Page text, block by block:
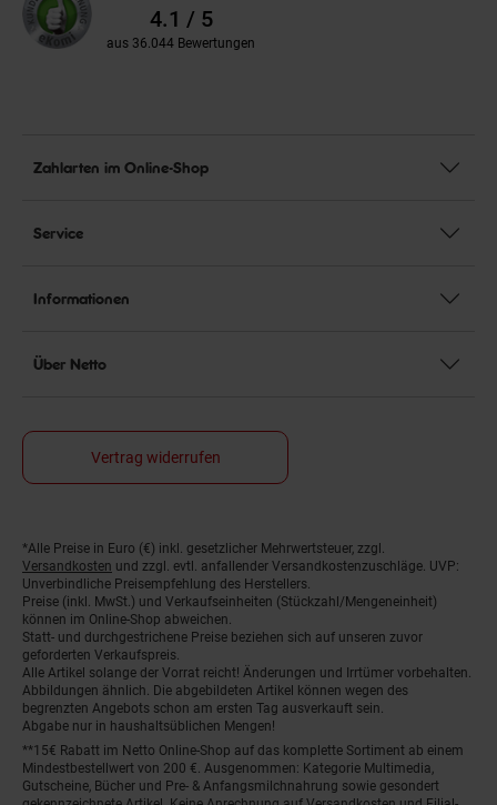
Bewertungen4.1 / 5
aus 36.044 Bewertungen
Zahlarten im Online-Shop
Service
Informationen
Über Netto
Vertrag widerrufen
Fußnoten
*Alle Preise in Euro (€) inkl. gesetzlicher Mehrwertsteuer, zzgl.
Versandkosten und zzgl. evtl. anfallender Versandkostenzuschläge. UVP:
Unverbindliche Preisempfehlung des Herstellers.
Preise (inkl. MwSt.) und Verkaufseinheiten (Stückzahl/Mengeneinheit)
können im Online-Shop abweichen.
Statt- und durchgestrichene Preise beziehen sich auf unseren zuvor
geforderten Verkaufspreis.
Alle Artikel solange der Vorrat reicht! Änderungen und Irrtümer vorbehalten.
Abbildungen ähnlich. Die abgebildeten Artikel können wegen des
begrenzten Angebots schon am ersten Tag ausverkauft sein.
Abgabe nur in haushaltsüblichen Mengen!
**15€ Rabatt im Netto Online-Shop auf das komplette Sortiment ab einem
Mindestbestellwert von 200 €. Ausgenommen: Kategorie Multimedia,
Gutscheine, Bücher und Pre- & Anfangsmilchnahrung sowie gesondert